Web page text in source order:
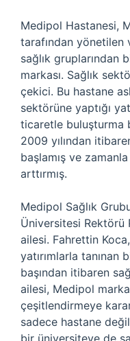
Medipol Hastanesi,
tarafından yönetilen
sağlık gruplarından
markası. Sağlık
çekici. Bu hastane
sektörüne yaptığı
ticaretle buluşturma
2009 yılından
başlamış ve zamanla
arttırmış.
Medipol Sağlık
Üniversitesi Rektörü
ailesi. Fahrettin Koca,
yatırımlarla tanınan
başından itibaren
ailesi, Medipol
çeşitlendirmeye
sadece hastane
bir üniversiteye de